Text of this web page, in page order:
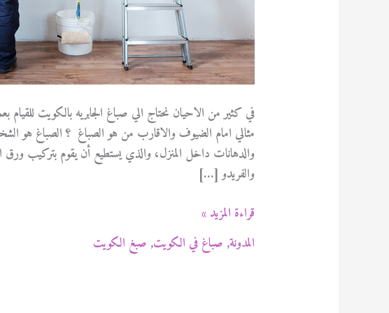
في كثير من الاحيان نحتاج الي صباغ الجابريه بالكويت
مثالي امام الضيوف والاقارب من هو الصباغ ؟ الصباغ هو
والدهانات داخل المنزل، والذي يستطيع أن يقوم بتركيب ورق
والفريدو […]
صباغ
الجابريه
بالكويت
قراءة المزيد »
المدونة, صباغ في الكويت, صبغ الكويت